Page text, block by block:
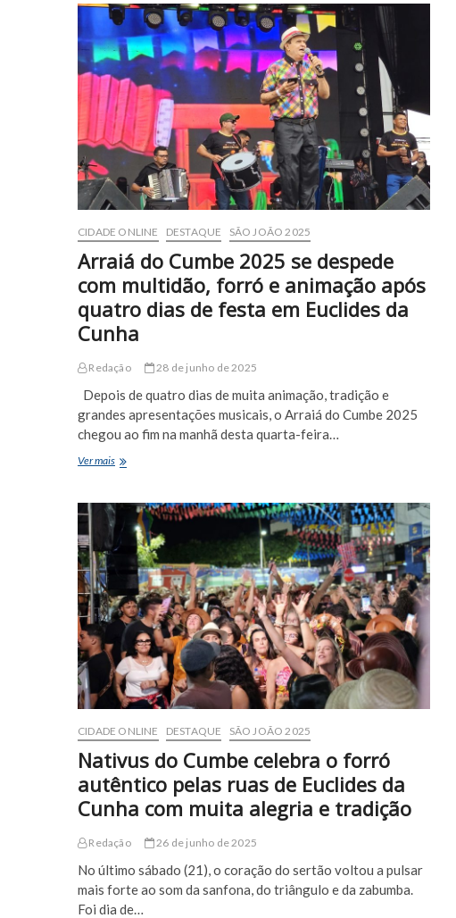
CIDADE ONLINE DESTAQUE SÃO JOÃO 2025
Arraiá do Cumbe 2025 se despede
com multidão, forró e animação após
quatro dias de festa em Euclides da
Cunha
Redação 28 de junho de 2025
Depois de quatro dias de muita animação, tradição e
grandes apresentações musicais, o Arraiá do Cumbe 2025
chegou ao fim na manhã desta quarta-feira…
Ver maisArraiá
2025
se
despede
com
multidão,
forró
e
animação
após
quatro
dias
de
festa
Euclides
Cunha
CIDADE ONLINE DESTAQUE SÃO JOÃO 2025
Nativus do Cumbe celebra o forró
autêntico pelas ruas de Euclides da
Cunha com muita alegria e tradição
Redação 26 de junho de 2025
No último sábado (21), o coração do sertão voltou a pulsar
mais forte ao som da sanfona, do triângulo e da zabumba.
Foi dia de…